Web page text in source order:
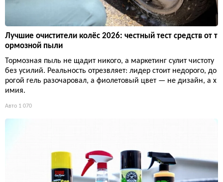
Лучшие очистители колёс 2026: честный тест средств от т
ормозной пыли
Тормозная пыль не щадит никого, а маркетинг сулит чистоту
без усилий. Реальность отрезвляет: лидер стоит недорого, до
рогой гель разочаровал, а фиолетовый цвет — не дизайн, а х
имия.
Авто 1 070